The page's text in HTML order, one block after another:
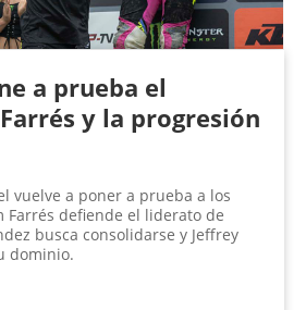
a prueba el
y la progresión
vuelve a poner a prueba a los
Farrés defiende el liderato de
busca consolidarse y Jeffrey
dominio.